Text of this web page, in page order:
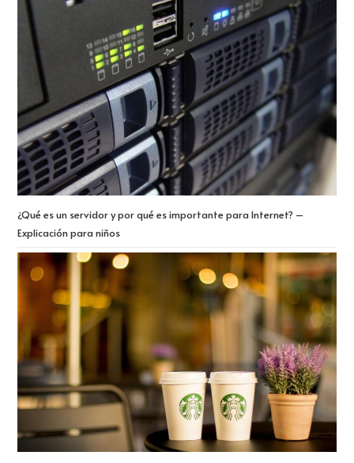
¿Qué es un servidor y por qué es importante para Internet? –
Explicación para niños